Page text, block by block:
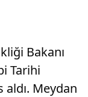
Bakanı
Tarihi
aldı. Meydan